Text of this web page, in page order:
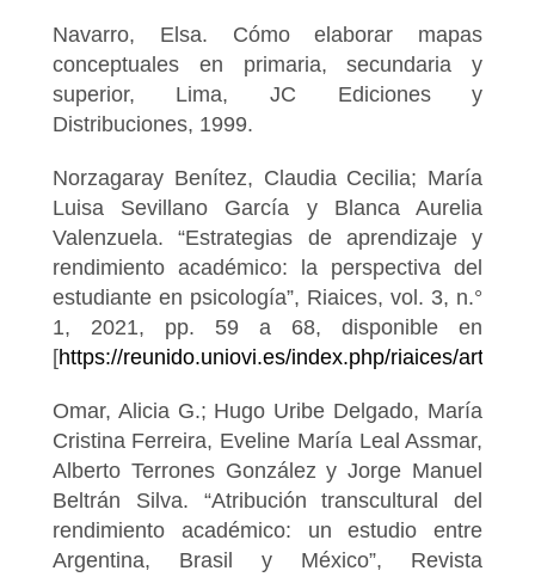
Navarro, Elsa. Cómo elaborar mapas
conceptuales en primaria, secundaria y
superior, Lima, JC Ediciones y
Distribuciones, 1999.
Norzagaray Benítez, Claudia Cecilia; María
Luisa Sevillano García y Blanca Aurelia
Valenzuela. “Estrategias de aprendizaje y
rendimiento académico: la perspectiva del
estudiante en psicología”, Riaices, vol. 3, n.°
1, 2021, pp. 59 a 68, disponible en
[https://reunido.uniovi.es/index.php/riaices/article/
Omar, Alicia G.; Hugo Uribe Delgado, María
Cristina Ferreira, Eveline María Leal Assmar,
Alberto Terrones González y Jorge Manuel
Beltrán Silva. “Atribución transcultural del
rendimiento académico: un estudio entre
Argentina, Brasil y México”, Revista